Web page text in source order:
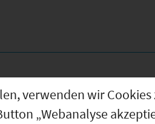
m²
verwenden wir
„Webanalyse